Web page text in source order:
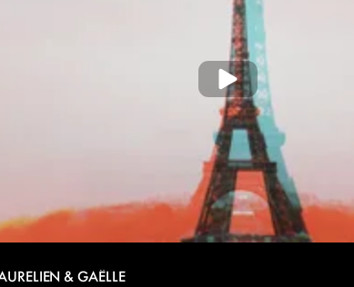
& GAЁLLE